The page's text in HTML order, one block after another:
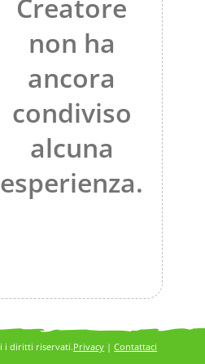
Creatore
non ha
ancora
condiviso
alcuna
esperienza.
Privacy |Contattaci
i diritti riservati.